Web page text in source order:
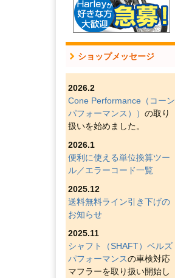
ショップメッセージ
2026.2
Cone Performance（コーン
パフォーマンス）） の取り
扱いを始めました。
2026.1
便利に使える単位換算ツー
ル／エラーコード一覧
2025.12
送料無料ライン引き下げの
お知らせ
2025.11
シャフト（SHAFT）ベルズ
パフォーマンスの車検対応
マフラーを取り扱い開始し